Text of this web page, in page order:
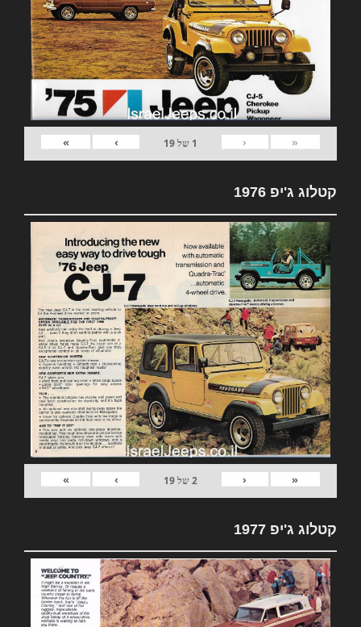
«
‹
1 של19
›
»
קטלוג ג'יפ 1976
«
‹
2של19
›
»
קטלוג ג'יפ 1977